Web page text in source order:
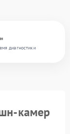
диагностики
камер